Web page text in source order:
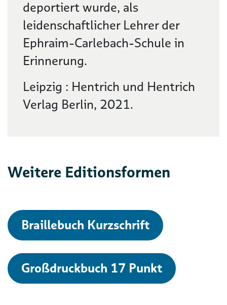
deportiert wurde, als
leidenschaftlicher Lehrer der
Ephraim-Carlebach-Schule in
Erinnerung.
Leipzig : Hentrich und Hentrich
Verlag Berlin, 2021.
Weitere Editionsformen
Braillebuch Kurzschrift
Großdruckbuch 17 Punkt